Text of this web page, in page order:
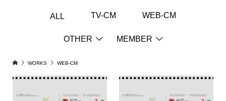
ALL TV-CM WEB-CM
OTHER MEMBER
WORKS WEB-CM